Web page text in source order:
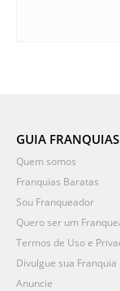
GUIA FRANQUIAS
Quem somos
Franquias Baratas
Sou Franqueador
Quero ser um
Termos de Uso e
Divulgue sua Franquia
Anuncie